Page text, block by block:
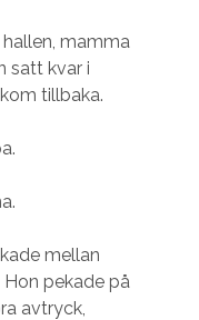
mamma
satt kvar i
tillbaka.
mellan
pekade på
avtryck,